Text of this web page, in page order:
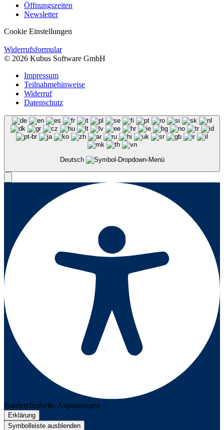
Öffnungszeiten
Newsletter
Cookie Einstellungen
Widerrufsformular
© 2026 Kubus Software GmbH
Impressum
Teilnahmehinweise
Widerruf
Datenschutz
Deutsch
Barrierefreiheits-Anpassungen
Erklärung
Symbolleiste ausblenden